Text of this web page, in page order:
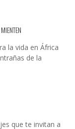
la vida en África
de la
que te invitan a